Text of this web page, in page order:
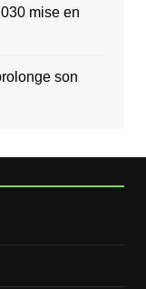
mise en
son